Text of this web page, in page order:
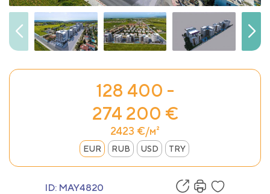
128 400 -
274 200 €
2423 €/м²
EUR RUB USD TRY
ID: MAY4820